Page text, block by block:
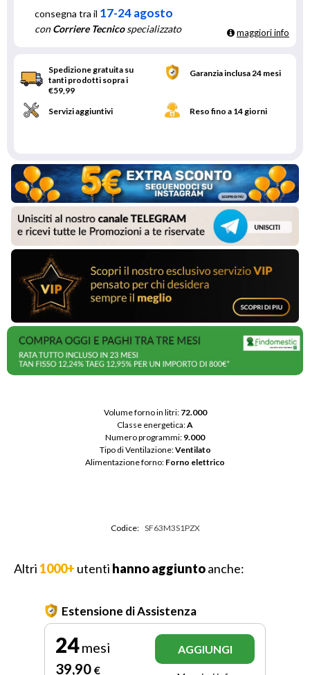
consegna tra il 17-24 agosto
conCorriere Tecnicospecializzato maggiori info
Spedizione gratuita su
tanti prodotti sopra i
€59,99
Garanzia inclusa 24 mesi
Servizi aggiuntivi Reso fino a 14 giorni
Volume forno in litri: 72.000
Classe energetica: A
Numero programmi: 9.000
Tipo di Ventilazione: Ventilato
Alimentazione forno: Forno elettrico
Codice: SF63M3S1PZX
Altri 1000+ utenti hanno aggiuntoanche:
Estensione di Assistenza
24mesi
39,90 €
AGGIUNGI